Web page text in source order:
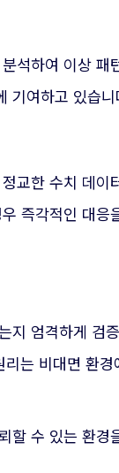
하여 이상
기여하고 있습니
교한 수치 데
즉각적인 대
엄격하게
는 비대면 환
수 있는 환